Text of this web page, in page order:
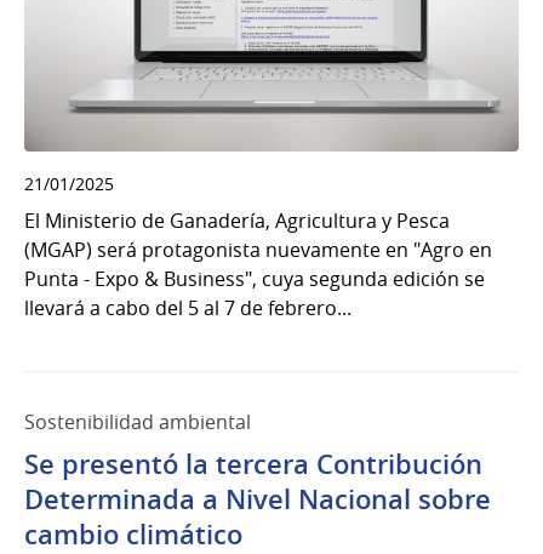
21/01/2025
El Ministerio de Ganadería, Agricultura y Pesca
(MGAP) será protagonista nuevamente en "Agro en
Punta - Expo & Business", cuya segunda edición se
llevará a cabo del 5 al 7 de febrero...
Sostenibilidad ambiental
Se presentó la tercera Contribución
Determinada a Nivel Nacional sobre
cambio climático